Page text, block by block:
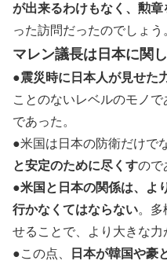
が出来るわけもなく、勲章
った訪問だったのでしょう
マレン議長は日本に関し
●震災時に日本人が見せた
ことのないレベルのモノで
であった。
●米国は日本の防衛だけで
と安定のために尽くすので
●米国と日本の関係は、よ
行かなくてはならない。多
せることで、より大きな力
●この点、
日本が韓国や豪